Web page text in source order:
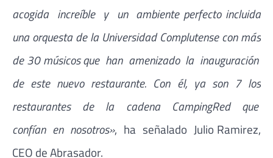
acogida increíble y un ambiente perfecto incluida
una orquesta de la Universidad Complutense con más
de 30 músicos que han amenizado la inauguración
de este nuevo restaurante. Con él, ya son 7 los
restaurantes de la cadena CampingRed que
confían en nosotros», ha señalado Julio Ramirez,
CEO de Abrasador.